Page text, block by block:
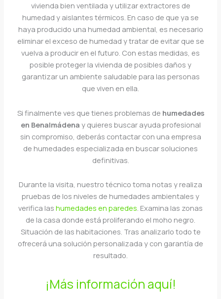
vivienda bien ventilada y utilizar extractores de
humedad y aislantes térmicos. En caso de que ya se
haya producido una humedad ambiental, es necesario
eliminar el exceso de humedad y tratar de evitar que se
vuelva a producir en el futuro. Con estas medidas, es
posible proteger la vivienda de posibles daños y
garantizar un ambiente saludable para las personas
que viven en ella.
Si finalmente ves que tienes problemas de humedades
en Benalmádena y quieres buscar ayuda profesional
sin compromiso, deberás contactar con una empresa
de humedades especializada en buscar soluciones
definitivas.
Durante la visita, nuestro técnico toma notas y realiza
pruebas de los niveles de humedades ambientales y
verifica las humedades en paredes. Examina las zonas
de la casa donde está proliferando el moho negro.
Situación de las habitaciones. Tras analizarlo todo te
ofrecerá una solución personalizada y con garantía de
resultado.
¡Más información aquí!